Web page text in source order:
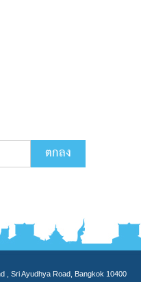
, Sri Ayudhya Road, Bangkok 10400